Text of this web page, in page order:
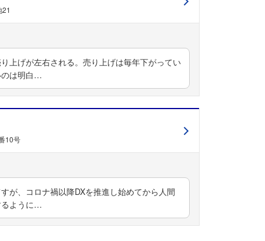
上げが左右される。売り上げは毎年下がってい
のは明白…
10号
が、コロナ禍以降DXを推進し始めてから人間
るように…